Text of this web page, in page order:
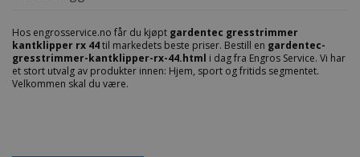
Hos engrosservice.no får du kjøpt gardentec gresstrimmer
kantklipper rx 44til markedets beste priser. Bestill en gardentec-
gresstrimmer-kantklipper-rx-44.html i dag fra Engros Service. Vi har
et stort utvalg av produkter innen: Hjem, sport og fritids segmentet.
Velkommen skal du være.